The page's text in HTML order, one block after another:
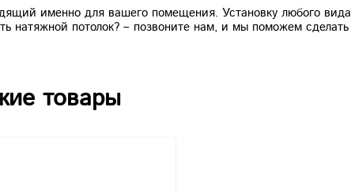
именно для вашего помещения. Установку любого
натяжной потолок? – позвоните нам, и мы поможем
товары